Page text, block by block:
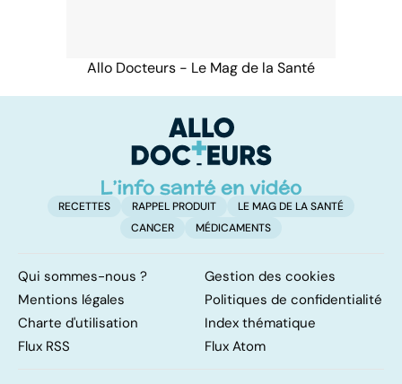
Allo Docteurs - Le Mag de la Santé
RECETTES RAPPEL PRODUIT
LE MAG DE LA SANTÉ
CANCER
MÉDICAMENTS
Qui sommes-nous ?
Gestion des cookies
Mentions légales
Politiques de confidentialité
Charte d'utilisation
Index thématique
Flux RSS
Flux Atom